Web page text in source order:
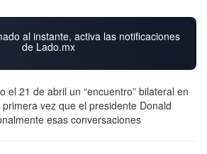
al instante, activa las notificaciones
de Lado.mx
el 21 de abril un “encuentro” bilateral en
vez que el presidente Donald
esas conversaciones